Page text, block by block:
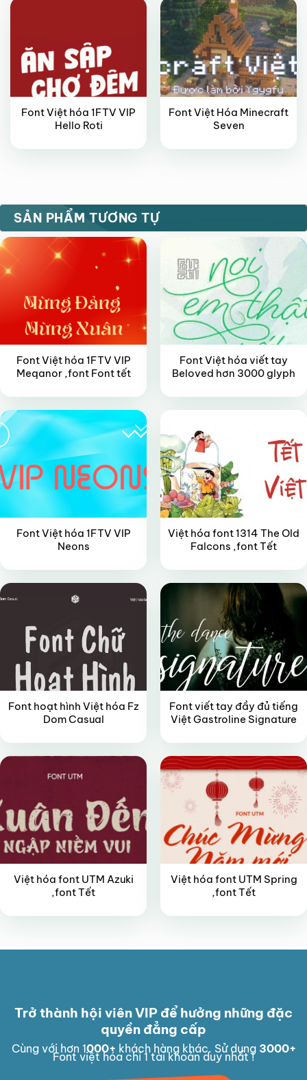
Font Việt hóa 1FTV VIP
Hello Roti
Font Việt Hóa Minecraft
Seven
SẢN PHẨM TƯƠNG TỰ
VIP
Font Việt hóa 1FTV VIP
Meqanor ,font Font tết
FREE
Font Việt hóa viết tay
Beloved hơn 3000 glyph
VIP
Font Việt hóa 1FTV VIP
Neons
VIP
Việt hóa font 1314 The Old
Falcons ,font Tết
Font hoạt hình Việt hóa Fz
Dom Casual
FREE
Font viết tay đầy đủ tiếng
Việt Gastroline Signature
Việt hóa font UTM Azuki
,font Tết
VIP
Việt hóa font UTM Spring
,font Tết
Trở thành hội viên VIP để hưởng những đặc
quyền đẳng cấp
Cùng với hơn 1000+ khách hàng khác. Sử dụng 3000+
Font việt hóa chỉ 1 tài khoản duy nhất !